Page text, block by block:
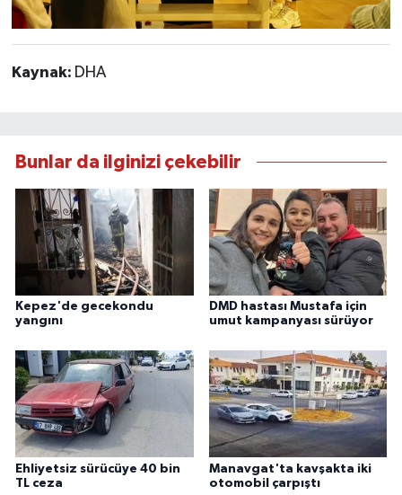
Kaynak: DHA
Bunlar da ilginizi çekebilir
Kepez'de gecekondu
yangını
DMD hastası Mustafa için
umut kampanyası sürüyor
Ehliyetsiz sürücüye 40 bin
TL ceza
Manavgat'ta kavşakta iki
otomobil çarpıştı